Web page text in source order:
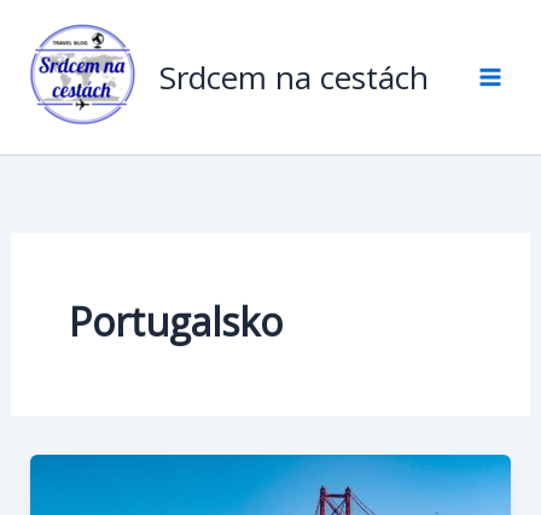
obsah
Srdcem na cestách
Portugalsko